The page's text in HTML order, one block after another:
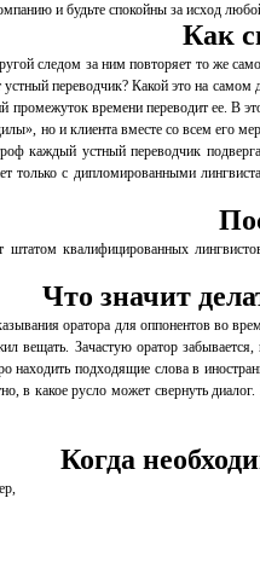
и будьте спокойны за исход
Как
следом за ним повторяет то же
переводчик? Какой это на
времени переводит ее. В
но и клиента вместе со всем
каждый устный переводчик
только с дипломированными
квалифицированных
Что значит
оратора для оппонентов во
Зачастую оратор
подходящие слова в
в какое русло может свернуть
Когда